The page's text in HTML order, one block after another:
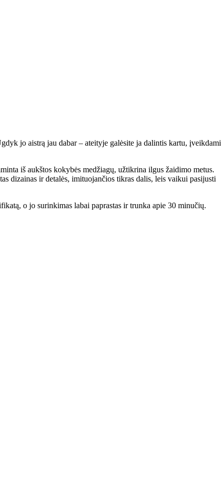
jo aistrą jau dabar – ateityje galėsite ja dalintis kartu, įveikdami
iš aukštos kokybės medžiagų, užtikrina ilgus žaidimo metus.
dizainas ir detalės, imituojančios tikras dalis, leis vaikui pasijusti
o jo surinkimas labai paprastas ir trunka apie 30 minučių.